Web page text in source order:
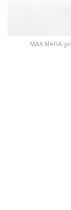
MAX MARA